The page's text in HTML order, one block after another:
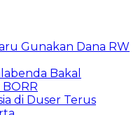
Gunakan Dana RW
Bakal
di Duser Terus